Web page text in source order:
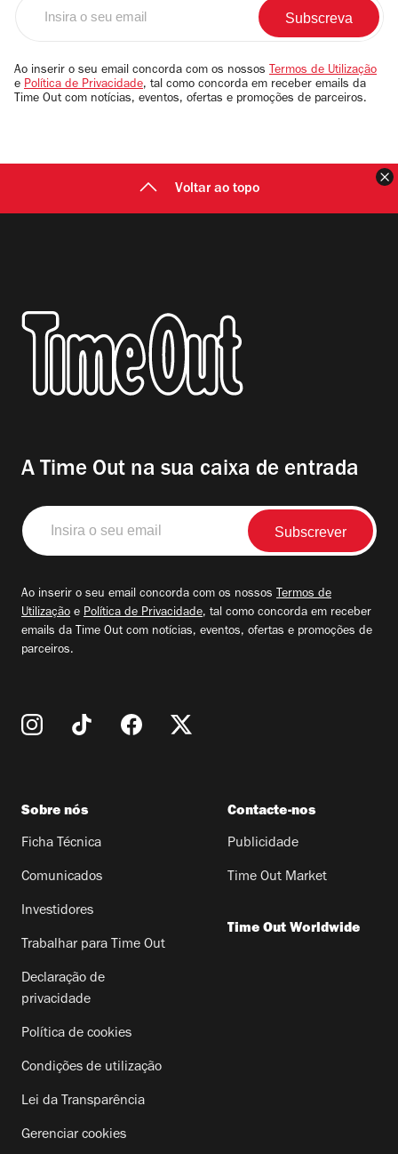
email
Ao inserir o seu email concorda com os nossos Termos de Utilização
e Política de Privacidade, tal como concorda em receber emails da
Time Out com notícias, eventos, ofertas e promoções de parceiros.
Voltar ao topo
A Time Out na sua caixa de entrada
Insira
o
seu
Ao inserir o seu email concorda com os nossos Termos de
Utilização e Política de Privacidade, tal como concorda em receber
emails da Time Out com notícias, eventos, ofertas e promoções de
parceiros.
Sobre nós
Ficha Técnica
Comunicados
Investidores
Trabalhar para Time Out
Declaração de
privacidade
Política de cookies
Condições de utilização
Lei da Transparência
Gerenciar cookies
Contacte-nos
Publicidade
Time Out Market
Time Out Worldwide